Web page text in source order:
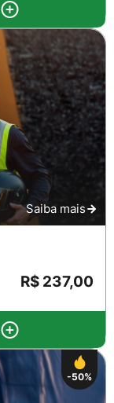
Saiba mais
R$ 237,00
-50%